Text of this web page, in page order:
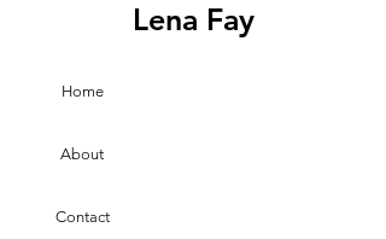
Lena Fay
About
Contact
Home